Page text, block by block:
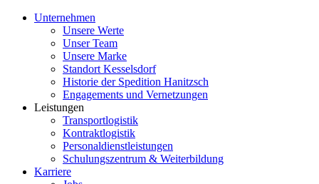
Unternehmen
Unsere Werte
Unser Team
Unsere Marke
Standort Kesselsdorf
Historie der Spedition Hanitzsch
Engagements und Vernetzungen
Leistungen
Transportlogistik
Kontraktlogistik
Personaldienstleistungen
Schulungszentrum & Weiterbildung
Karriere